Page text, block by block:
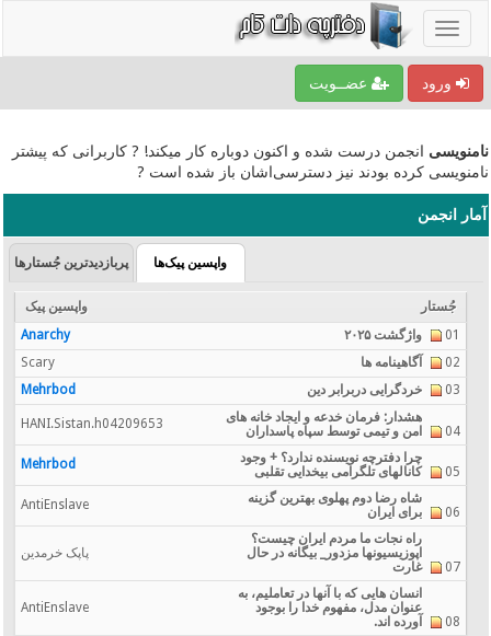
ورود عضــویت
نامنویسی انجمن درست شده و اکنون دوباره کار میکند! ? کاربرانی که پیشتر
نامنویسی کرده بودند نیز دسترسی‌اشان باز شده است ?
آمار انجمن
واپسین پیک‌ها پربازدیدترین جُستارها
جُستار
واپسین پیک
01
واژگشت ۲۰۲۵
Anarchy
02
آگاهینامه ها
Scary
03
خردگرایی دربرابر دین Mehrbod
04
هشدار: فرمان خدعه و ایجاد خانه های
امن و تیمی توسط سپاه پاسداران
HANI.Sistan.h04209653
05
چرا دفترچه نویسنده ندارد؟ + وجود
کانالهای تلگرامی بیخدایی تقلبی
Mehrbod
06
شاه رضا دوم پهلوی بهترین گزینه
برای ایران
AntiEnslave
07
راه نجات ما مردم ایران چیست؟
اپوزيسيونها مزدور_ بیگانه در حال
غارت
پاپک خرمدین
08
انسان هایی که با آنها در تعاملیم، به
عنوان مدل، مفهوم خدا را بوجود
آورده اند.
AntiEnslave